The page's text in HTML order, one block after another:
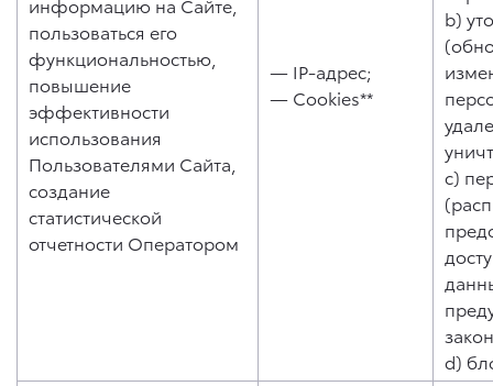
пользоваться его
функциональностью,
повышение
эффективности
использования
Пользователями Сайта,
создание
статистической
отчетности Оператором
— IP-адрес;
— Cookies**
b)
c)
d)